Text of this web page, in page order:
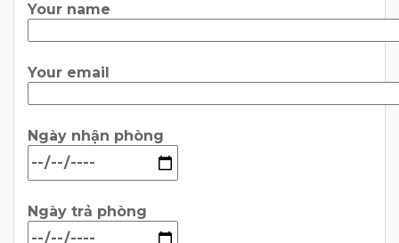
Your name
Your email
Ngày nhận phòng
Ngày trả phòng